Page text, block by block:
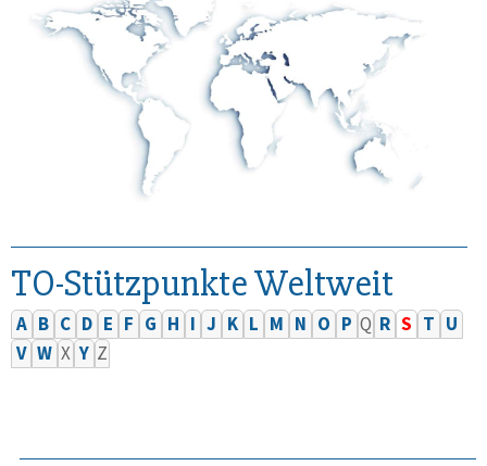
TO-Stützpunkte Weltweit
A B C D E F G H I J K L M N O P Q R S T U
V W X Y Z